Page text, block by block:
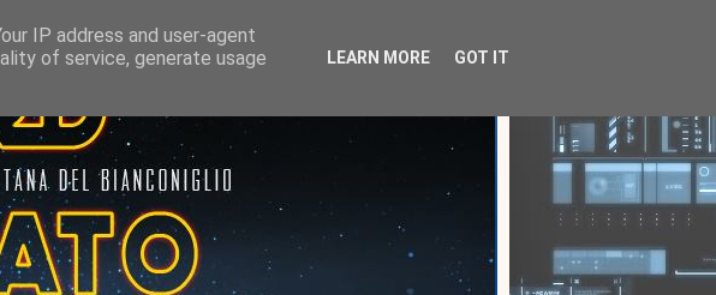
IP address and user-agent
of service, generate usage
LEARN MORE GOT IT